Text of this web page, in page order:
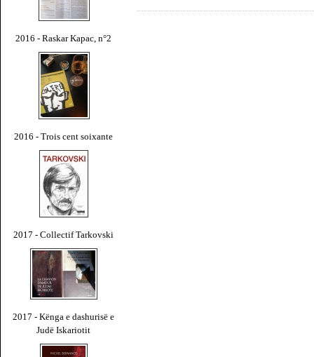
2016 - Raskar Kapac, n°2
2016 - Trois cent soixante
2017 - Collectif Tarkovski
2017 - Kënga e dashurisë e
Judë Iskariotit